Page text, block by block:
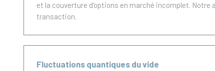
et la couverture d'options en marché incomplet.
transaction.
Fluctuations quantiques du vide